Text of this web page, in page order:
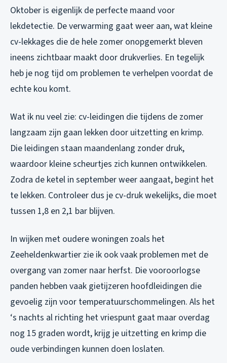
Oktober is eigenlijk de perfecte maand voor
lekdetectie. De verwarming gaat weer aan, wat kleine
cv-lekkages die de hele zomer onopgemerkt bleven
ineens zichtbaar maakt door drukverlies. En tegelijk
heb je nog tijd om problemen te verhelpen voordat de
echte kou komt.
Wat ik nu veel zie: cv-leidingen die tijdens de zomer
langzaam zijn gaan lekken door uitzetting en krimp.
Die leidingen staan maandenlang zonder druk,
waardoor kleine scheurtjes zich kunnen ontwikkelen.
Zodra de ketel in september weer aangaat, begint het
te lekken. Controleer dus je cv-druk wekelijks, die moet
tussen 1,8 en 2,1 bar blijven.
In wijken met oudere woningen zoals het
Zeeheldenkwartier zie ik ook vaak problemen met de
overgang van zomer naar herfst. Die vooroorlogse
panden hebben vaak gietijzeren hoofdleidingen die
gevoelig zijn voor temperatuurschommelingen. Als het
‘s nachts al richting het vriespunt gaat maar overdag
nog 15 graden wordt, krijg je uitzetting en krimp die
oude verbindingen kunnen doen loslaten.